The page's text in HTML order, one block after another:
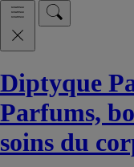
Diptyque
Parfums,
soins du